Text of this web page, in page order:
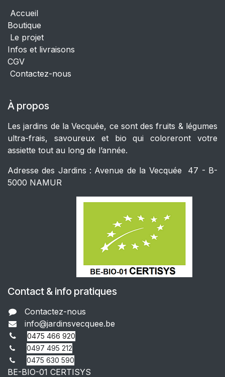
Accueil
Boutique
Le projet
Infos et livraisons
CGV
Contactez-nous
À propos
Les jardins de la Vecquée, ce sont des fruits & légumes
ultra-frais, savoureux et bio qui coloreront votre
assiette tout au long de l’année.
Adresse des Jardins : Avenue de la Vecquée 47 - B-
5000 NAMUR
Contact & info pratiques
Contactez-nous
info@jar​dinsvecquee.be
0475 466 920
0497 495 212
0475 630 590
BE-BIO-01 CERTISYS